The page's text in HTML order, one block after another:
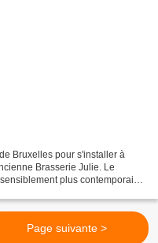
Bruxelles pour s'installer à
Brasserie Julie. Le
plus contemporain
Page suivante >